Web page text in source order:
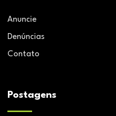
Anuncie
Denúncias
Contato
Postagens